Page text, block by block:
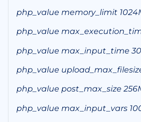
php_value memory_limit
php_value
php_value max_input_time
php_value
php_value post_max_size
php_value max_input_vars